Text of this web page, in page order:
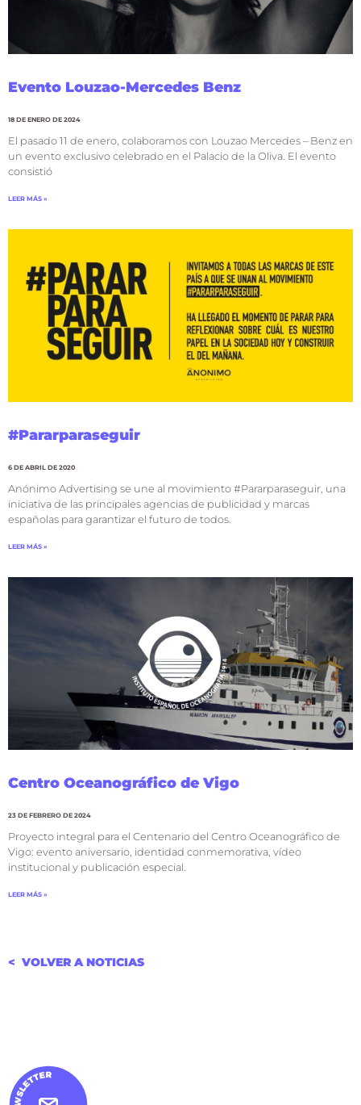
Evento Louzao-Mercedes Benz
18 DE ENERO DE 2024
El pasado 11 de enero, colaboramos con Louzao Mercedes – Benz en
un evento exclusivo celebrado en el Palacio de la Oliva. El evento
consistió
LEER MÁS »
#Pararparaseguir
6 DE ABRIL DE 2020
Anónimo Advertising se une al movimiento #Pararparaseguir, una
iniciativa de las principales agencias de publicidad y marcas
españolas para garantizar el futuro de todos.
LEER MÁS »
Centro Oceanográfico de Vigo
23 DE FEBRERO DE 2024
Proyecto integral para el Centenario del Centro Oceanográfico de
Vigo: evento aniversario, identidad conmemorativa, vídeo
institucional y publicación especial.
LEER MÁS »
< VOLVER A NOTICIAS